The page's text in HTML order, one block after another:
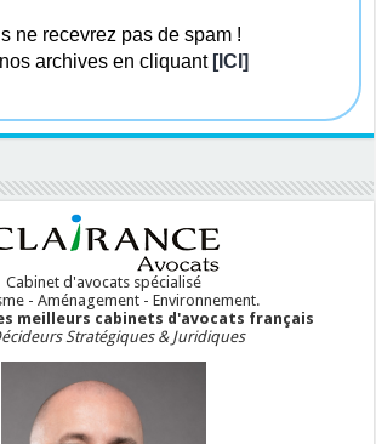
ne recevrez pas de spam !
archives en cliquant [ICI]
Cabinet d'avocats spécialisé
- Aménagement - Environnement.
meilleurs cabinets d'avocats français
Stratégiques & Juridiques